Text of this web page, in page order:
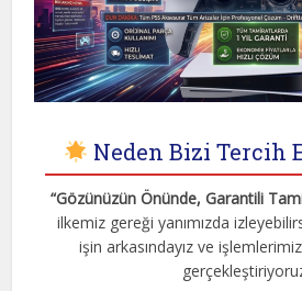
Neden Bizi Tercih
“Gözünüzün Önünde, Garantili
ilkemiz gereği yanımızda
işin arkasındayız ve